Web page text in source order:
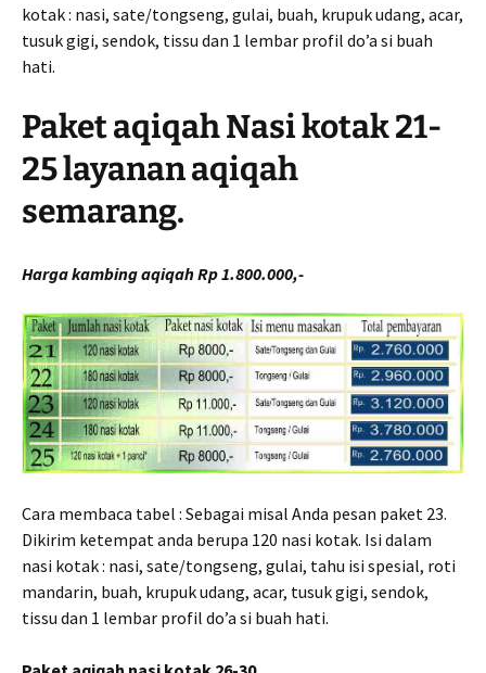
kotak : nasi, sate/tongseng, gulai, buah, krupuk udang, acar,
tusuk gigi, sendok, tissu dan 1 lembar profil do’a si buah
hati.
Paket aqiqah Nasi kotak 21-
25 layanan aqiqah
semarang.
Harga kambing aqiqah Rp 1.800.000,-
Cara membaca tabel : Sebagai misal Anda pesan paket 23.
Dikirim ketempat anda berupa 120 nasi kotak. Isi dalam
nasi kotak : nasi, sate/tongseng, gulai, tahu isi spesial, roti
mandarin, buah, krupuk udang, acar, tusuk gigi, sendok,
tissu dan 1 lembar profil do’a si buah hati.